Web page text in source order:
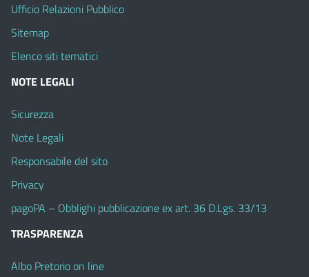
Ufficio Relazioni Pubblico
Sitemap
Elenco siti tematici
NOTE LEGALI
Sicurezza
Note Legali
Responsabile del sito
Privacy
pagoPA – Obblighi pubblicazione ex art. 36 D.Lgs. 33/13
TRASPARENZA
Albo Pretorio on line